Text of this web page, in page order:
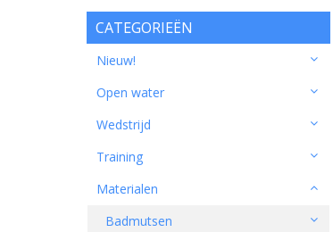
CATEGORIEËN
Nieuw!
Open water
Wedstrijd
Training
Materialen
Badmutsen